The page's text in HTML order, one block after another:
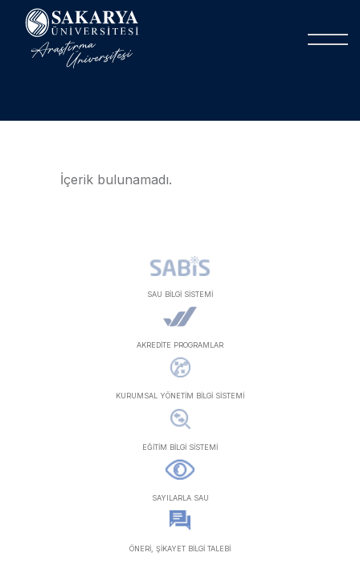
İçerik bulunamadı.
SAU BİLGİ SİSTEMİ
AKREDİTE PROGRAMLAR
KURUMSAL YÖNETİM BİLGİ SİSTEMİ
EĞİTİM BİLGİ SİSTEMİ
SAYILARLA SAU
ÖNERİ, ŞİKAYET BİLGİ TALEBİ